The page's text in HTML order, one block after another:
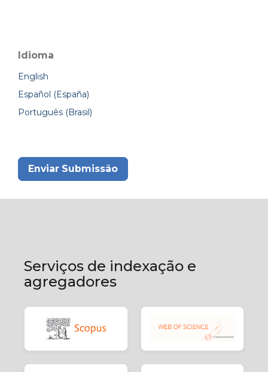
Idioma
English
Español (España)
Português (Brasil)
Enviar Submissão
Serviços de indexação e
agregadores